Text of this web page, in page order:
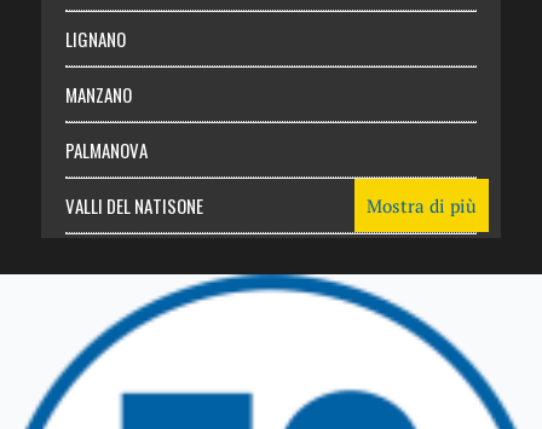
LIGNANO
MANZANO
PALMANOVA
VALLI DEL NATISONE
TRICESIMO
TARCENTO
Mostra di più